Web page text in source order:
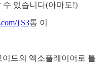
수 있습니다(아마도!)
{S3통 이
드의 엑소플레이어로 틀